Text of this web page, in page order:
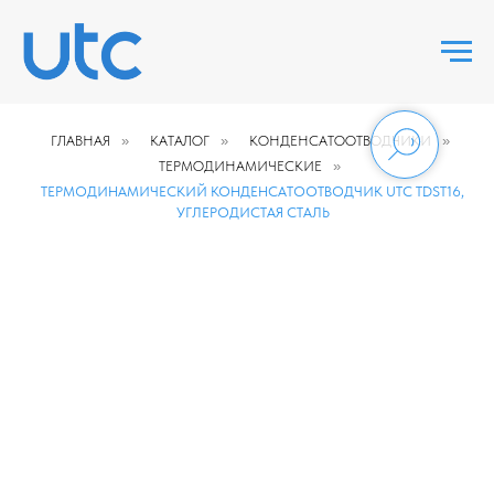
ГЛАВНАЯ » КАТАЛОГ » КОНДЕНСАТООТВОДЧИКИ
»
ТЕРМОДИНАМИЧЕСКИЕ
»
ТЕРМОДИНАМИЧЕСКИЙ КОНДЕНСАТООТВОДЧИК UTC TDST16,
УГЛЕРОДИСТАЯ СТАЛЬ